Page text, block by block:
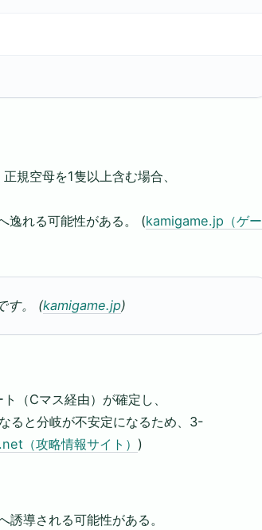
規空母を1隻以上含む場合、
逸れる可能性がある。 (kamigame.jp（ゲー
す。 (kamigame.jp)
（Cマス経由）が確定し、
ると分岐が不安定になるため、3-
（攻略情報サイト） )
導される可能性がある。